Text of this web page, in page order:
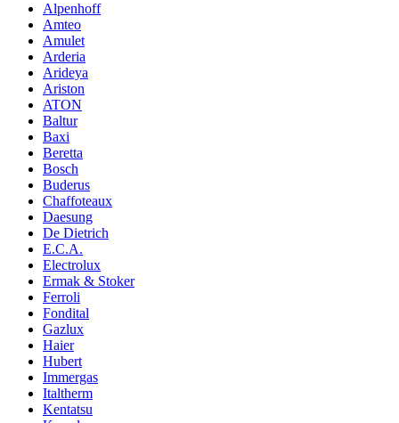
Alpenhoff
Amteo
Amulet
Arderia
Arideya
Ariston
ATON
Baltur
Baxi
Beretta
Bosch
Buderus
Chaffoteaux
Daesung
De Dietrich
E.C.A.
Electrolux
Ermak & Stoker
Ferroli
Fondital
Gazlux
Haier
Hubert
Immergas
Italtherm
Kentatsu